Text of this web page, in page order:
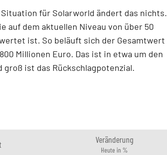
für Solarworld ändert das nichts.
auf dem aktuellen Niveau von über 50
ist. So beläuft sich der Gesamtwert
Millionen Euro. Das ist in etwa um den
ist das Rückschlagpotenzial.
Veränderung
Heute in %